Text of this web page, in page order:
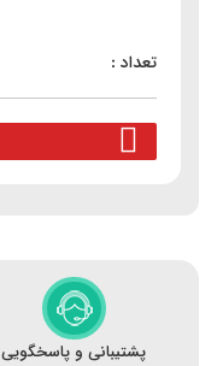
پشتیبانی و پاسخگویی